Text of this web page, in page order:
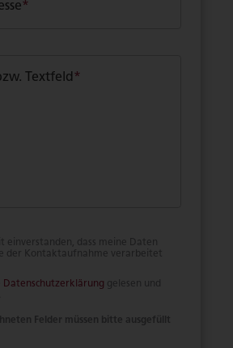
*
Textfeld*
einverstanden, dass meine Daten
der Kontaktaufnahme verarbeitet
Datenschutzerklärung
gelesen und
Felder müssen bitte ausgefüllt